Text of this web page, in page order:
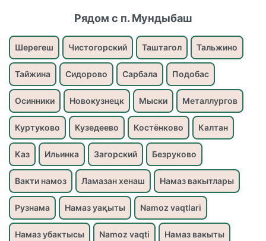
Рядом с п. Мундыбаш
Шерегеш Чистогорский Таштагол Тальжино
Тайжина Сидорово Сарбала Подобас
Осинники Новокузнецк Мыски Металлургов
Куртуково Кузедеево Костёнково Калтан
Каз Ильинка Загорский Безруково
Вакти намоз Ламазан хенаш Намаз вакытлары
Рузнама Намаз уақыты Namoz vaqtlari
Намаз убактысы Namoz vaqti Намаз вакыты